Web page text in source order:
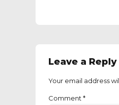
Leave a Reply
Your email address
Comment *